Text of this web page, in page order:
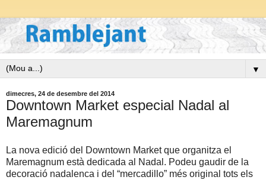
▼
dimecres, 24 de desembre del 2014
Downtown Market especial Nadal al
Maremagnum
La nova edició del Downtown Market que organitza el
Maremagnum està dedicada al Nadal. Podeu gaudir de la
decoració nadalenca i del “mercadillo” més original tots els